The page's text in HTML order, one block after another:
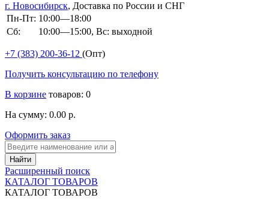
г. Новосибирск, Доставка по России и СНГ
Пн-Пт: 10:00—18:00
Сб:
10:00—15:00, Вс: выходной
+7 (383) 200-36-12 (Опт)
Получить консультацию по телефону
В корзине товаров: 0
На сумму: 0.00 р.
Оформить заказ
Расширенный поиск
КАТАЛОГ ТОВАРОВ
КАТАЛОГ ТОВАРОВ